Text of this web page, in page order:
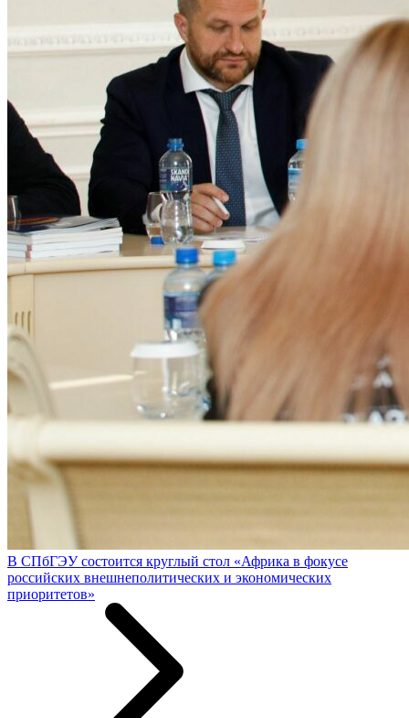
В СПбГЭУ состоится круглый стол «Африка в фокусе
российских внешнеполитических и экономических
приоритетов»